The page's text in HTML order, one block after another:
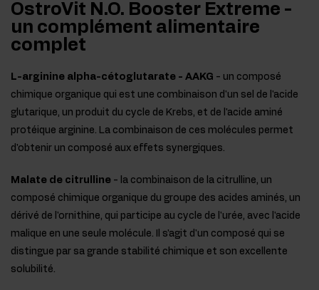
OstroVit N.O. Booster Extreme -
un complément alimentaire
complet
L-arginine alpha-cétoglutarate - AAKG - un composé
chimique organique qui est une combinaison d'un sel de l'acide
glutarique, un produit du cycle de Krebs, et de l'acide aminé
protéique arginine. La combinaison de ces molécules permet
d'obtenir un composé aux effets synergiques.
Malate de citrulline - la combinaison de la citrulline, un
composé chimique organique du groupe des acides aminés, un
dérivé de l'ornithine, qui participe au cycle de l'urée, avec l'acide
malique en une seule molécule. Il s'agit d'un composé qui se
distingue par sa grande stabilité chimique et son excellente
solubilité.